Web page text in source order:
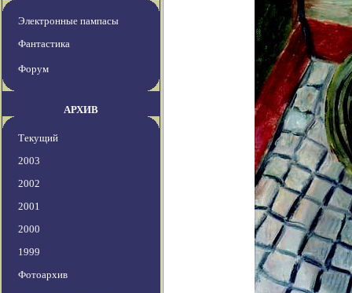
Электронные пампасы
Фантастика
Форум
АРХИВ
Текущий
2003
2002
2001
2000
1999
Фотоархив